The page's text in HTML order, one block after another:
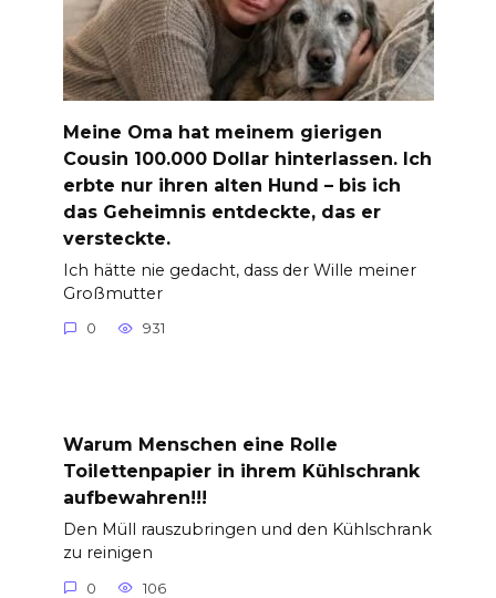
Meine Oma hat meinem gierigen
Cousin 100.000 Dollar hinterlassen. Ich
erbte nur ihren alten Hund – bis ich
das Geheimnis entdeckte, das er
versteckte.
Ich hätte nie gedacht, dass der Wille meiner
Großmutter
0 931
Warum Menschen eine Rolle
Toilettenpapier in ihrem Kühlschrank
aufbewahren!!!
Den Müll rauszubringen und den Kühlschrank
zu reinigen
0 106